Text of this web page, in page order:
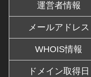
運営者情報
メールアドレス
WHOIS情報
ドメイン取得日